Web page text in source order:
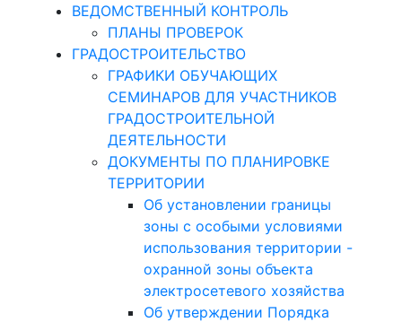
ВЕДОМСТВЕННЫЙ КОНТРОЛЬ
ПЛАНЫ ПРОВЕРОК
ГРАДОСТРОИТЕЛЬСТВО
ГРАФИКИ ОБУЧАЮЩИХ
СЕМИНАРОВ ДЛЯ УЧАСТНИКОВ
ГРАДОСТРОИТЕЛЬНОЙ
ДЕЯТЕЛЬНОСТИ
ДОКУМЕНТЫ ПО ПЛАНИРОВКЕ
ТЕРРИТОРИИ
Об установлении границы
зоны с особыми условиями
использования территории -
охранной зоны объекта
электросетевого хозяйства
Об утверждении Порядка